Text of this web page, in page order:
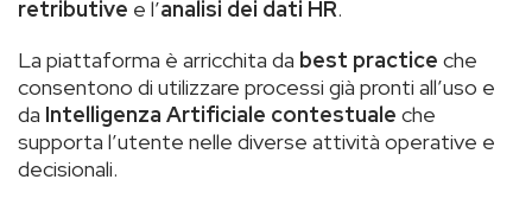
retributive e l’analisi dei dati HR.
La piattaforma è arricchita da best practice che
consentono di utilizzare processi già pronti all’uso e
da Intelligenza Artificiale contestuale che
supporta l’utente nelle diverse attività operative e
decisionali.